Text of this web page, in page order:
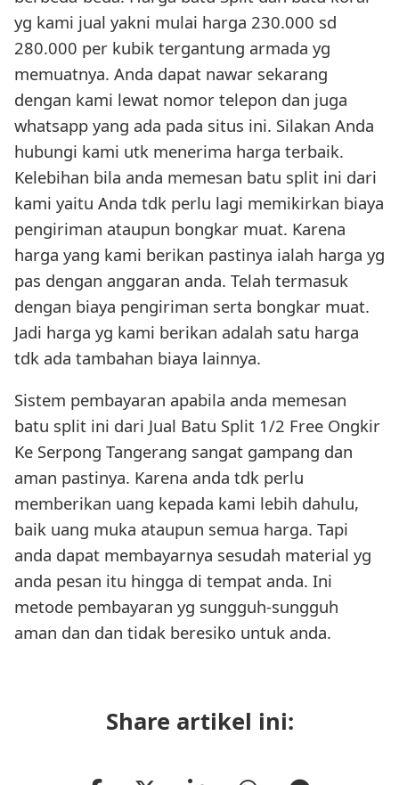
yg kami jual yakni mulai harga 230.000 sd
280.000 per kubik tergantung armada yg
memuatnya. Anda dapat nawar sekarang
dengan kami lewat nomor telepon dan juga
whatsapp yang ada pada situs ini. Silakan Anda
hubungi kami utk menerima harga terbaik.
Kelebihan bila anda memesan batu split ini dari
kami yaitu Anda tdk perlu lagi memikirkan biaya
pengiriman ataupun bongkar muat. Karena
harga yang kami berikan pastinya ialah harga yg
pas dengan anggaran anda. Telah termasuk
dengan biaya pengiriman serta bongkar muat.
Jadi harga yg kami berikan adalah satu harga
tdk ada tambahan biaya lainnya.
Sistem pembayaran apabila anda memesan
batu split ini dari Jual Batu Split 1/2 Free Ongkir
Ke Serpong Tangerang sangat gampang dan
aman pastinya. Karena anda tdk perlu
memberikan uang kepada kami lebih dahulu,
baik uang muka ataupun semua harga. Tapi
anda dapat membayarnya sesudah material yg
anda pesan itu hingga di tempat anda. Ini
metode pembayaran yg sungguh-sungguh
aman dan dan tidak beresiko untuk anda.
Share artikel ini: